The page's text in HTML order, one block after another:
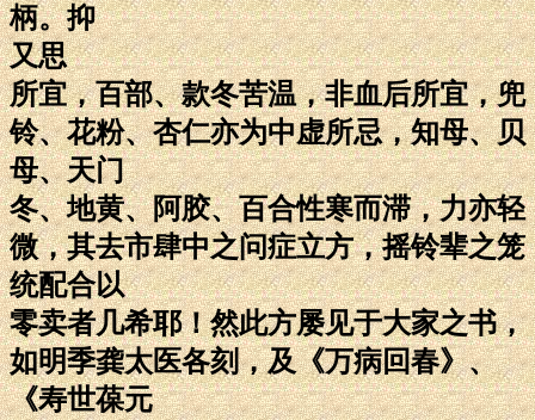
柄。抑
又思
所宜，百部、款冬苦温，非血后所宜，兜
铃、花粉、杏仁亦为中虚所忌，知母、贝
母、天门
冬、地黄、阿胶、百合性寒而滞，力亦轻
微，其去市肆中之问症立方，摇铃辈之笼
统配合以
零卖者几希耶！然此方屡见于大家之书，
如明季龚太医各刻，及《万病回春》、
《寿世葆元